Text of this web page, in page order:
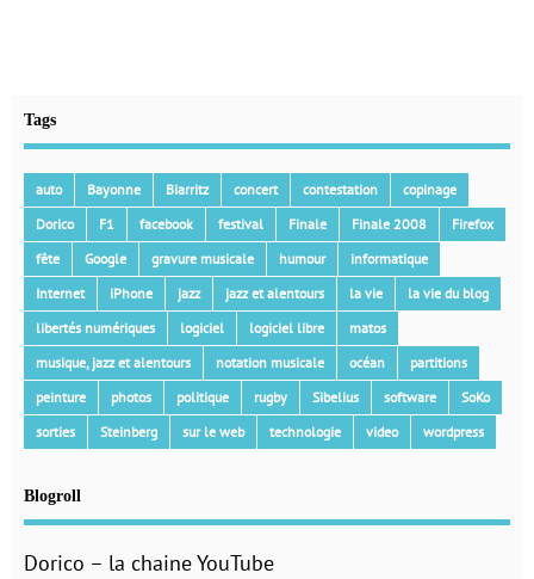
Tags
auto Bayonne Biarritz concert contestation
copinage
Dorico
F1 facebook festival Finale Finale 2008
Firefox
fête
Google gravure musicale humour
informatique
Internet
iPhone jazz jazz et alentours la vie
la vie du blog
libertés numériques
logiciel logiciel libre
matos
musique, jazz et alentours
notation musicale océan
partitions
peinture
photos politique rugby Sibelius software
SoKo
sorties
Steinberg sur le web technologie video wordpress
Blogroll
Dorico – la chaine YouTube